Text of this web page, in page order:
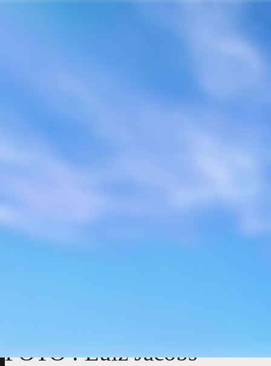
Mídia de Paz
Eventos
Contato
Home
FOTO : Luiz Jacobs